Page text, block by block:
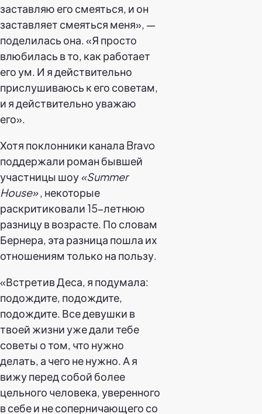
заставляю его смеяться, и он
заставляет смеяться меня», —
поделилась она. «Я просто
влюбилась в то, как работает
его ум. И я действительно
прислушиваюсь к его советам,
и я действительно уважаю
его».
Хотя поклонники канала Bravo
поддержали роман бывшей
участницы шоу «Summer
House», некоторые
раскритиковали 15-летнюю
разницу в возрасте. По словам
Бернера, эта разница пошла их
отношениям только на пользу.
«Встретив Деса, я подумала:
подождите, подождите,
подождите. Все девушки в
твоей жизни уже дали тебе
советы о том, что нужно
делать, а чего не нужно. А я
вижу перед собой более
цельного человека, уверенного
в себе и не соперничающего со